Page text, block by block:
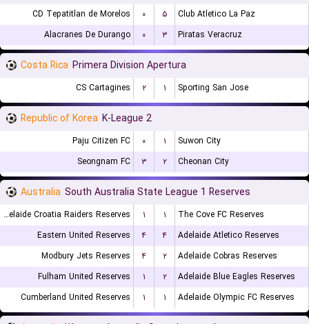
CD Tepatitlan de Morelos ۰ ۵
Club Atletico La Paz
Alacranes De Durango
۰ ۳ Piratas Veracruz
Costa Rica Primera Division Apertura
CS Cartagines ۲ ۱ Sporting San Jose
Republic of Korea K-League 2
Paju Citizen FC ۰ ۱
Suwon City
Seongnam FC
۳ ۲ Cheonan City
Australia South Australia State League 1 Reserves
Adelaide Croatia Raiders Reserves ۱ ۱
The Cove FC Reserves
Eastern United Reserves
۴ ۴
Adelaide Atletico Reserves
Modbury Jets Reserves
۴ ۲
Adelaide Cobras Reserves
Fulham United Reserves
۱ ۲
Adelaide Blue Eagles Reserves
Cumberland United Reserves
۱ ۱ Adelaide Olympic FC Reserves